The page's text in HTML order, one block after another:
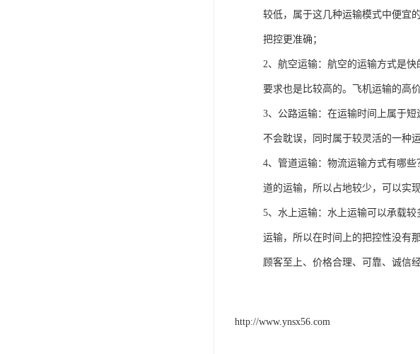
较低，属于这几种运输模式中便宜
把控更准确；
2、航空运输：航空的运输方式是
要求也是比较高的。飞机运输的高
3、公路运输：在运输时间上属于
不会耽误，同时属于较灵活的一种运
4、管道运输：物流运输方式有哪
道的运输，所以占地较少，可以实
5、水上运输：水上运输可以承载
运输，所以在时间上的把控性没有那
顾客至上、价格合理、可靠、诚信
http://www.ynsx56.com